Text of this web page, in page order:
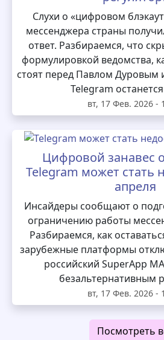
Слухи о «цифровом
мессенджера страны
ответ. Разбираемся, что
формулировкой ведомства,
стоят перед Павлом Дуровым
Telegram
вт, 17 Фев. 2026 -
Цифровой занавес
Telegram может стать
апреля
Инсайдеры сообщают о
ограничению работы
Разбираемся, как
зарубежные платформы
российский SuperApp
безальтернативным
вт, 17 Фев. 2026 -
Посмотреть